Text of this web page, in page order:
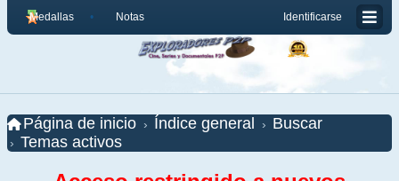
Identificarse
Medallas Notas
Página de inicio Índice general
Buscar
Temas activos